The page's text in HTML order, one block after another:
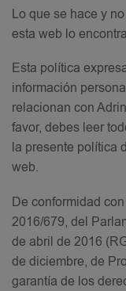
Lo que se hace y
esta web lo
Esta política
información
relacionan con
favor, debes leer
la presente política
web.
De conformidad
2016/679, del
de abril de 2016
de diciembre, de
garantía de los